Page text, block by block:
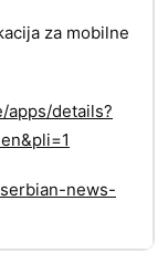
za mobilne
apps/details?
news-